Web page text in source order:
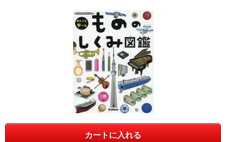
カートに入れる